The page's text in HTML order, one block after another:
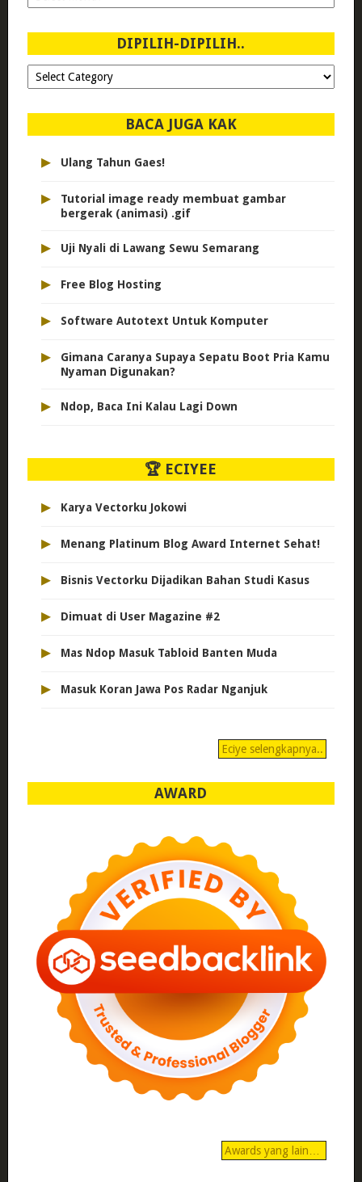
Sejak
DIPILIH-DIPILIH..
Dipilih-
dipilih..
BACA JUGA KAK
▸ Ulang Tahun Gaes!
▸
Tutorial image ready membuat gambar
bergerak (animasi) .gif
▸ Uji Nyali di Lawang Sewu Semarang
▸ Free Blog Hosting
▸ Software Autotext Untuk Komputer
▸
Gimana Caranya Supaya Sepatu Boot Pria Kamu
Nyaman Digunakan?
▸ Ndop, Baca Ini Kalau Lagi Down
🏆 ECIYEE
▸ Karya Vectorku Jokowi
▸ Menang Platinum Blog Award Internet Sehat!
▸ Bisnis Vectorku Dijadikan Bahan Studi Kasus
▸ Dimuat di User Magazine #2
▸ Mas Ndop Masuk Tabloid Banten Muda
▸ Masuk Koran Jawa Pos Radar Nganjuk
Eciye selengkapnya..
AWARD
Awards yang lain…